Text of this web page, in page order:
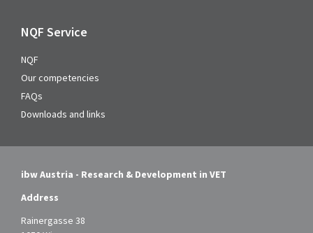
NQF Service
NQF
Our competencies
FAQs
Downloads and links
ibw Austria - Research & Development in VET
Address
Rainergasse 38